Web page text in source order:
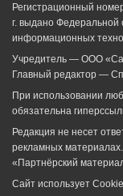
Регистрационный
г. выдано Федеральной
информационных
Учредитель — ООО
Главный редактор —
При использовании
обязательна
Редакция не несет
рекламных
«Партнёрский
Сайт использует